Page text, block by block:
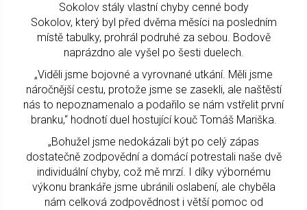
Sokolov stály vlastní chyby cenné body
Sokolov, který byl před dvěma měsíci na posledním
místě tabulky, prohrál podruhé za sebou. Bodově
naprázdno ale vyšel po šesti duelech.
„Viděli jsme bojovné a vyrovnané utkání. Měli jsme
náročnější cestu, protože jsme se zasekli, ale naštěstí
nás to nepoznamenalo a podařilo se nám vstřelit první
branku,“ hodnotí duel hostující kouč Tomáš Mariška.
„Bohužel jsme nedokázali být po celý zápas
dostatečně zodpovědní a domácí potrestali naše dvě
individuální chyby, což mě mrzí. I díky výbornému
výkonu brankáře jsme ubránili oslabení, ale chyběla
nám celková zodpovědnost i větší pomoc od